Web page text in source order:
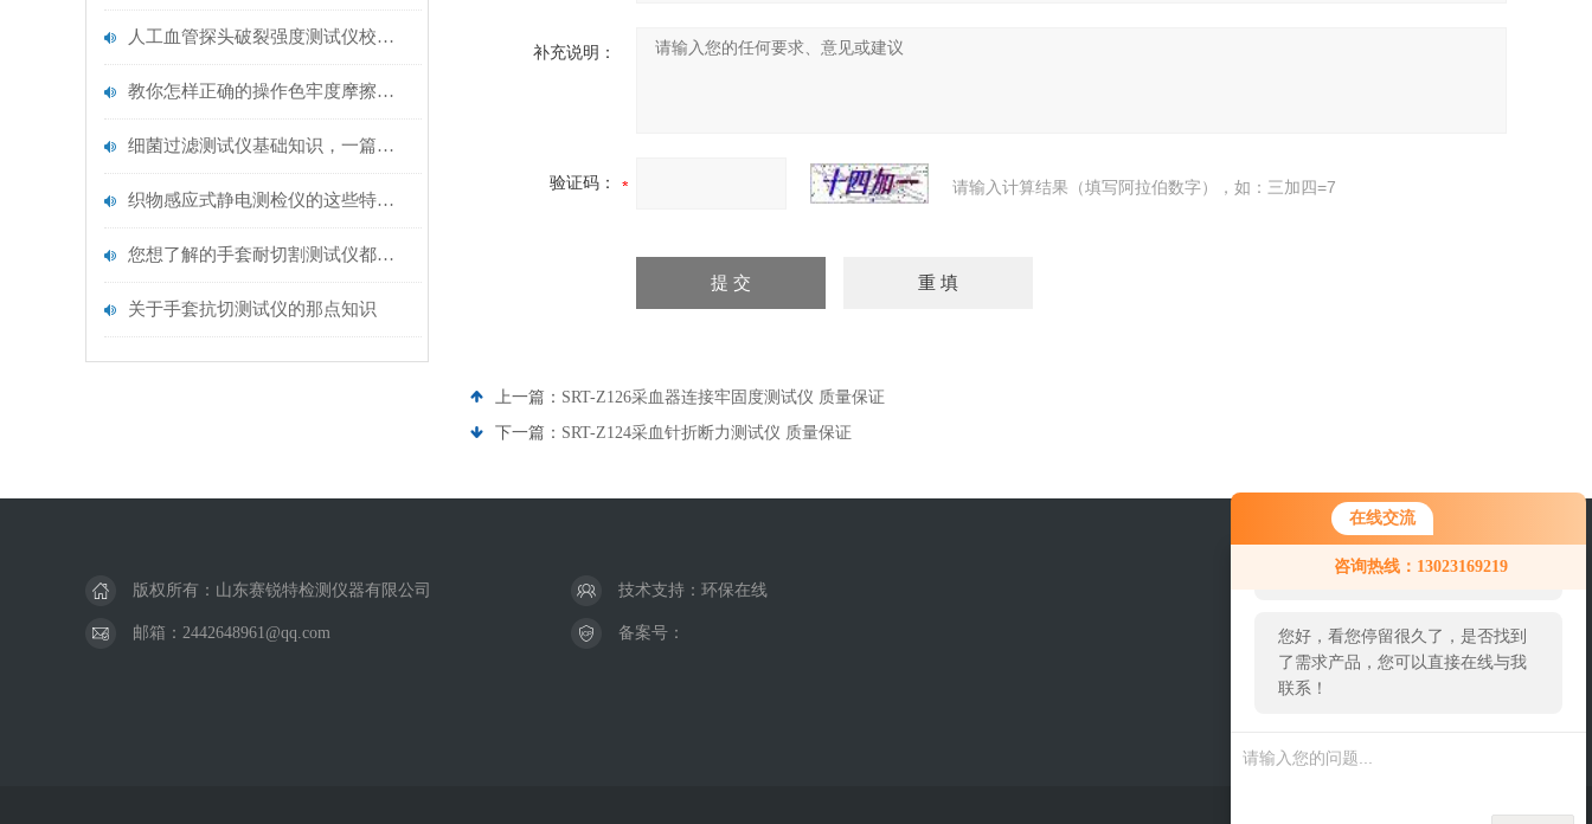
在线交流
咨询热线：13023169219
您好！欢迎前来咨询，很高兴为您
服务，请问您要咨询什么问题呢？
您好，看您停留很久了，是否找到
了需求产品，您可以直接在线与我
联系！
人工血管探头破裂强度测试仪校准规范：精准赋能医疗安全的技术基准
教你怎样正确的操作色牢度摩擦测试机
细菌过滤测试仪基础知识，一篇搞定
织物感应式静电测检仪的这些特点很少有人都知道
您想了解的手套耐切割测试仪都在这里了
关于手套抗切测试仪的那点知识
补充说明：
验证码： 请输入计算结果（填写阿拉伯数字），如：三加四=7
上一篇： SRT-Z126采血器连接牢固度测试仪 质量保证
下一篇： SRT-Z124采血针折断力测试仪 质量保证
版权所有：山东赛锐特检测仪器有限公司 技术支持： 环保在线
邮箱：2442648961@qq.com 备案号：